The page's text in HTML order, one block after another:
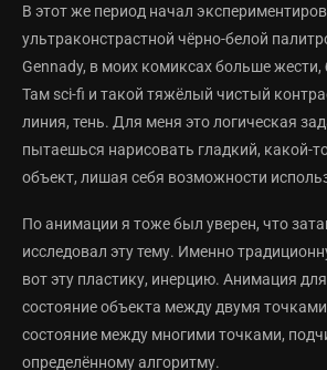
В этот же период начал
ультраконстрастной чёрно-белой
Gennady, в моих комиксах больше
Там sci-fi и такой тяжёлый чистый
линия, тень. Для меня это логическая
пытаешься нарисовать гладкий, какой-
объект, лишая себя возможности
По анимации я тоже был уверен, что
исследовал эту тему. Именно
вот эту пластику, инерцию. Анимация
состояние объекта между двумя
состояние между многими точками,
определённому алгоритму.